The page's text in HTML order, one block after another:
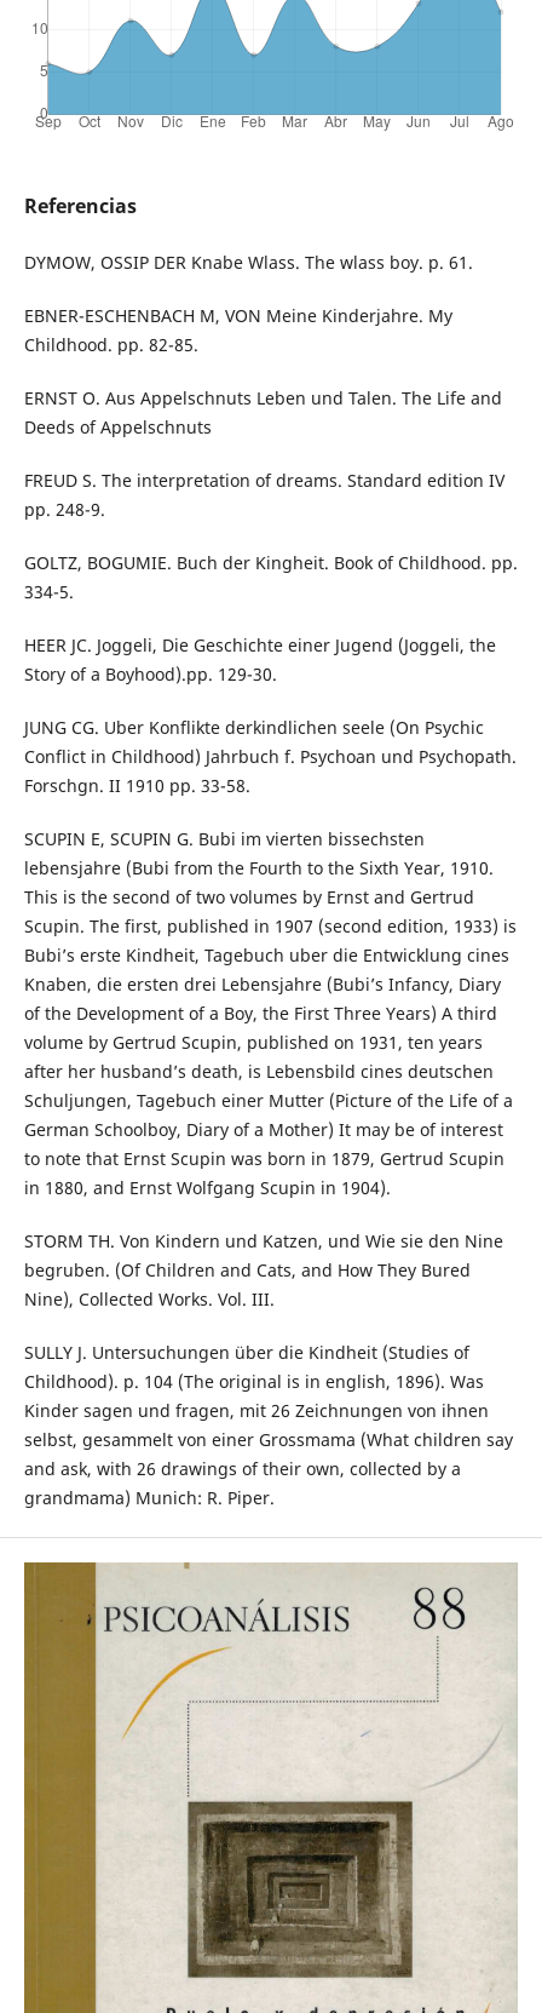
Referencias
DYMOW, OSSIP DER Knabe Wlass. The wlass boy. p. 61.
EBNER-ESCHENBACH M, VON Meine Kinderjahre. My
Childhood. pp. 82-85.
ERNST O. Aus Appelschnuts Leben und Talen. The Life and
Deeds of Appelschnuts
FREUD S. The interpretation of dreams. Standard edition IV
pp. 248-9.
GOLTZ, BOGUMIE. Buch der Kingheit. Book of Childhood. pp.
334-5.
HEER JC. Joggeli, Die Geschichte einer Jugend (Joggeli, the
Story of a Boyhood).pp. 129-30.
JUNG CG. Uber Konflikte derkindlichen seele (On Psychic
Conflict in Childhood) Jahrbuch f. Psychoan und Psychopath.
Forschgn. II 1910 pp. 33-58.
SCUPIN E, SCUPIN G. Bubi im vierten bissechsten
lebensjahre (Bubi from the Fourth to the Sixth Year, 1910.
This is the second of two volumes by Ernst and Gertrud
Scupin. The first, published in 1907 (second edition, 1933) is
Bubi’s erste Kindheit, Tagebuch uber die Entwicklung cines
Knaben, die ersten drei Lebensjahre (Bubi’s Infancy, Diary
of the Development of a Boy, the First Three Years) A third
volume by Gertrud Scupin, published on 1931, ten years
after her husband’s death, is Lebensbild cines deutschen
Schuljungen, Tagebuch einer Mutter (Picture of the Life of a
German Schoolboy, Diary of a Mother) It may be of interest
to note that Ernst Scupin was born in 1879, Gertrud Scupin
in 1880, and Ernst Wolfgang Scupin in 1904).
STORM TH. Von Kindern und Katzen, und Wie sie den Nine
begruben. (Of Children and Cats, and How They Bured
Nine), Collected Works. Vol. III.
SULLY J. Untersuchungen über die Kindheit (Studies of
Childhood). p. 104 (The original is in english, 1896). Was
Kinder sagen und fragen, mit 26 Zeichnungen von ihnen
selbst, gesammelt von einer Grossmama (What children say
and ask, with 26 drawings of their own, collected by a
grandmama) Munich: R. Piper.